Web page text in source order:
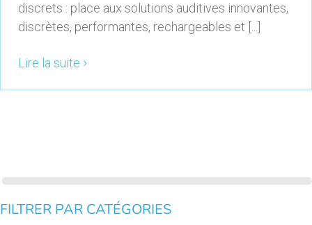
discrets : place aux solutions auditives innovantes,
discrètes, performantes, rechargeables et [...]
Lire la suite
FILTRER PAR CATÉGORIES